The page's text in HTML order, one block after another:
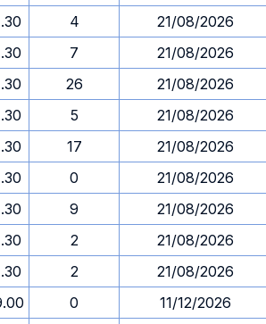
4
21/08/2026
7
21/08/2026
26
21/08/2026
5
21/08/2026
17
21/08/2026
0
21/08/2026
9
21/08/2026
2
21/08/2026
2
21/08/2026
0
11/12/2026